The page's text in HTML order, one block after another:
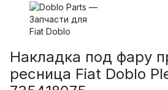
Накладка под фару
ресница Fiat Doblo